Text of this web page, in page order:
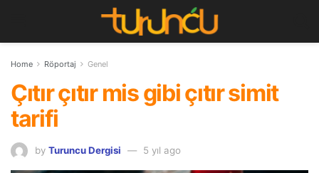
Home Röportaj Genel
Çıtır çıtır mis gibi çıtır simit
tarifi
by Turuncu Dergisi 5 yıl ago